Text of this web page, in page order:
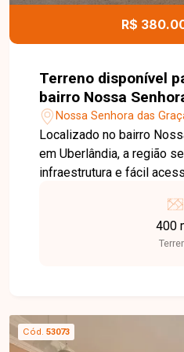
R$
Terreno disponível
bairro Nossa
Uberlândia MG
Nossa Senhora das
Localizado no bairro
em Uberlândia, a região
infraestrutura e fácil
opção para quem busca
O imóvel possui 400 m²
localizado dentro do
informações!
400
Cód. 53073